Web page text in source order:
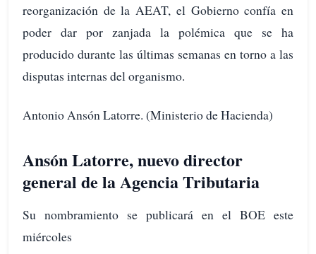
reorganización de la AEAT, el Gobierno confía en
poder dar por zanjada la polémica que se ha
producido durante las últimas semanas en torno a las
disputas internas del organismo.
Antonio Ansón Latorre. (Ministerio de Hacienda)
Ansón Latorre, nuevo director
general de la Agencia Tributaria
Su nombramiento se publicará en el BOE este
miércoles